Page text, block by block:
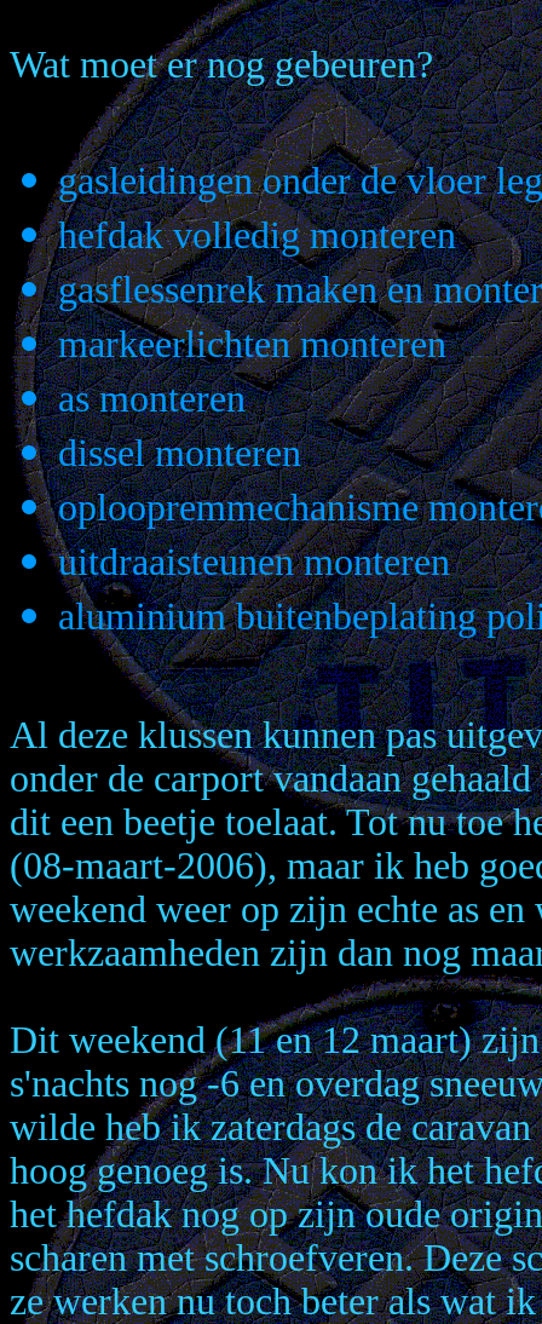
Wat moet er nog gebeuren?
gasleidingen onder de vloer
hefdak volledig monteren
gasflessenrek maken en
markeerlichten monteren
as monteren
dissel monteren
oploopremmechanisme
uitdraaisteunen monteren
aluminium buitenbeplating
Al deze klussen kunnen pas
onder de carport vandaan
dit een beetje toelaat. Tot nu toe
(08-maart-2006), maar ik heb
weekend weer op zijn echte as
werkzaamheden zijn dan nog
Dit weekend (11 en 12 maart)
s'nachts nog -6 en overdag
wilde heb ik zaterdags de
hoog genoeg is. Nu kon ik het
het hefdak nog op zijn oude
scharen met schroefveren. Deze
ze werken nu toch beter als wat